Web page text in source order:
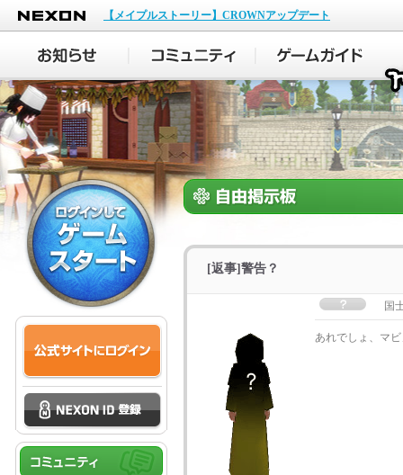
NEXON
【メイプルストーリー】CROWNアップデート
[返事]警告？
国
あれでしょ、マ